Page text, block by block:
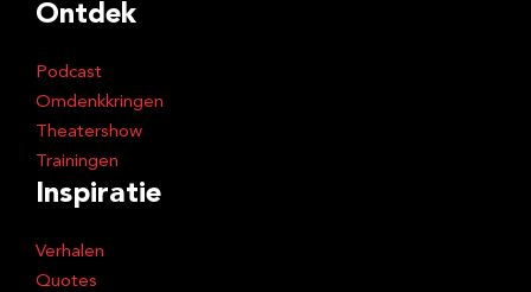
Ontdek
Podcast
Omdenkkringen
Theatershow
Trainingen
Inspiratie
Verhalen
Quotes